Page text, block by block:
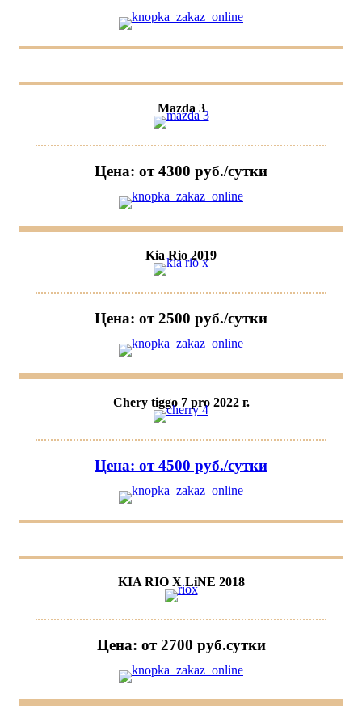
Mazda 3
Цена: от 4300 руб./сутки
Kia Rio 2019
Цена: от 2500 руб./сутки
Chery tiggo 7 pro 2022 г.
Цена: от 4500 руб./сутки
KIA RIO X LiNE 2018
Цена: от 2700 руб.cутки